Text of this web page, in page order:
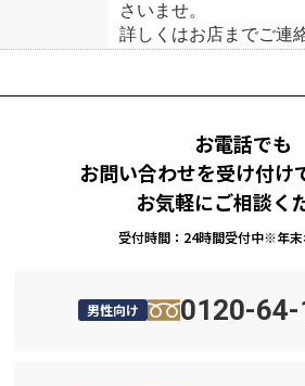
さいませ。
詳しくはお店までご連
お電話でも
お問い合わせを受け付け
お気軽にご相談く
受付時間：24時間受付中※年末
男性向け 0120-